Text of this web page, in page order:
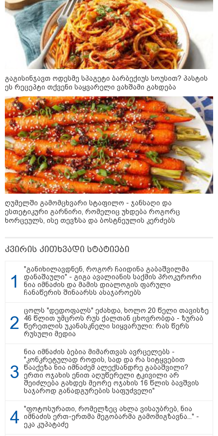
ადმინისტრაციამ “UFO”- ს
ფაილების მორიგი პაკეტი
გამოაქვეყნა
22:30 / 07-08-2026
ინტერნეტში ამაღელვებელი
კადრები ვრცელდება - როგორ
გადაარჩინა 56 წლის კაცმა
ბავშვები აბობოქრებულ ზღვაში
დახრჩობას
კატეგორიის ყველა სიახლე
"არის პოლარიზაციის კიდევ უფრო
გაღრმავების საფრთხე და ...“
"გონებაში ვალაგებდი, ეს ამბავი
უნდა ჩავექოლე“
"ძალიან მძიმეა ჩემთვის ის, რაც
ახლა გითხარით“
"ეს უზნეო გზა
ხელისუფლებისთვის ცუდად
მთავრდება ხოლმე“
გაგისინჯავთ ოდესმე სპაგეტი ბარბექიუს სოუსით? პასტის
ეს რეცეპტი თქვენი საყვარელი ვახშამი გახდება
ღუმელში გამომცხვარი სტაფილო - ჯანსაღი და
ესთეტიკური გარნირი, რომელიც უხდება როგორც
ხორცეულს, ისე თევზსა და ბოსტნეულის კერძებს
კვირის კითხვადი სტატიები
"განიხილავდნენ, როგორ ჩაიდინა გაბაშვილმა
დანაშაული" - გიგა ავალიანის საქმის პროკურორი
ნია იმნაძის და მამის დიალოგის ფარული
ჩანაწერის შინაარსს ასაჯაროებს
ცოლს "დედოფალს" ეძახდა, ხოლო 20 წელი თავისზე
46 წლით უმცროს რუს ქალთან ცხოვრობდა - ზურაბ
წერეთლის უკანასკნელი სიყვარული: რას წერს
რუსული მედია
ნია იმნაძის ბებია მიმართვას ავრცელებს -
"კონკრეტულად როდის, სად და რა სიტყვებით
წააქეზა ნია იმნაძემ ალექსანდრე გაბაშვილი?
ერთი ოჯახის ენით აღუწერელი ტკივილი არ
შეიძლება გახდეს მეორე ოჯახის 16 წლის ბავშვის
საჯაროდ განადგურების საფუძველი"
"ფოტოსურათი, რომელზეც ახლა ვისაუბრებ, ნია
იმნაძის ერთ-ერთმა მეგობარმა გამომიგზავნა..." -
ეკა კუპატაძე